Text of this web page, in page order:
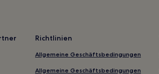
Hotels
Richtlinien
Allgemeine Geschäftsbedingungen
Allgemeine Geschäftsbedingungen